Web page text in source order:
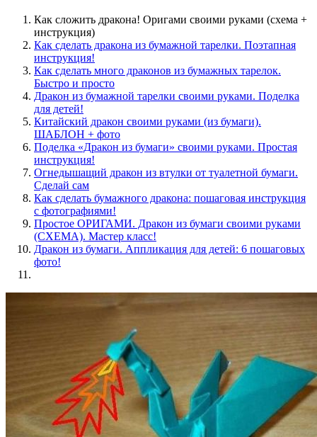
Как сложить дракона! Оригами своими руками (схема +
инструкция)
Как сделать дракона из бумажной тарелки. Поэтапная
инструкция!
Как сделать много драконов из бумажных тарелок.
Быстро и просто
Дракон из бумажной тарелки своими руками. Поделка
для детей!
Китайский дракон своими руками (из бумаги).
ШАБЛОН + фото
Поделка «Дракон из бумаги» своими руками. Простая
инструкция!
Огнедышащий дракон из втулки от туалетной бумаги.
Сделай сам
Как сделать бумажного дракона: пошаговая инструкция
с фотографиями!
Простое ОРИГАМИ. Дракон из бумаги своими руками
(СХЕМА). Мастер класс!
Дракон из бумаги. Аппликация для детей: 6 пошаговых
фото!